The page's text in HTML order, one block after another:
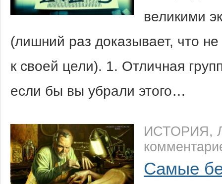
великими
(лишний раз доказывает, что
к своей цели). 1. Отличная
если бы вы убрали этого…
ИСТОРИЯ,
Самые